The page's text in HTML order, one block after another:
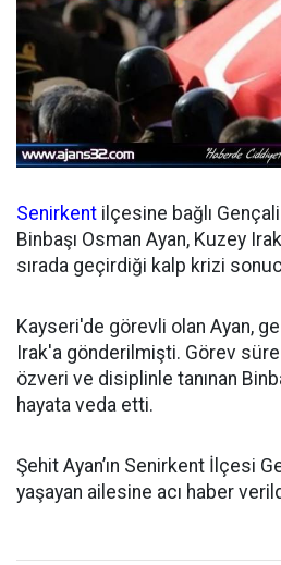
Senirkent ilçesine bağlı
Binbaşı Osman Ayan, Kuzey
sırada geçirdiği kalp krizi
Kayseri'de görevli olan Ayan,
Irak'a gönderilmişti. Görev
özveri ve disiplinle tanınan
hayata veda etti.
Şehit Ayan’ın Senirkent İlçesi
yaşayan ailesine acı haber